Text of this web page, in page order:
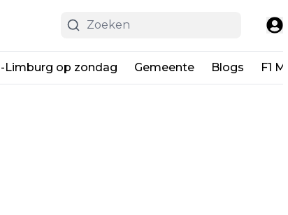
Limburg op zondag Gemeente Blogs F1